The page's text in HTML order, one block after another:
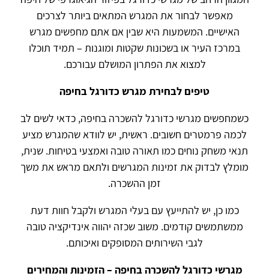
מאפשר לבחור את המגרש המתאים ביותר לצרכים
האישיים. המשמעות היא שבין אם אתם מחפשים מגרש
במרכז העיר או בשכונות שקטות ומוגנות – תמיד תוכלו
למצוא את הפתרון המושלם עבורכם.
טיפים לבחירת מגרש כדורגל בחיפה
כשמחפשים מגרשי כדורגל להשכרה בחיפה, כדאי לשים לב
לכמה פרמטרים חשובים. ראשית, יש לוודא שהמגרש מציע
תנאי משחק נוחים כמו תאורה טובה ואמצעי בטיחות. שנית,
מומלץ לבדוק את זמינות המגרשים ולתאם מראש את משך
זמן ההשכרה.
כמו כן, יש להתייעץ עם בעלי המגרש ולקבל חוות דעת
ממשתמשים קודמים. משוב שכזה יהווה אינדיקציה טובה
לגבי השירותים המסופקים ואיכותם.
מגרשי כדורגל להשכרה בחיפה – הזמינות והמחירים